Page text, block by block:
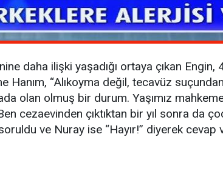
daha ilişki yaşadığı ortaya çıkan
Hanım, “Alıkoyma değil, tecavüz
olan olmuş bir durum. Yaşımız
cezaevinden çıktıktan bir yıl sonra da
ve Nuray ise “Hayır!” diyerek cevap